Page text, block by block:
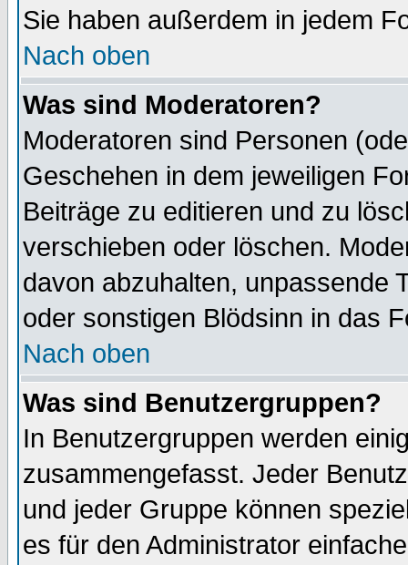
Sie haben außerdem in jedem
Nach oben
Was sind Moderatoren?
Moderatoren sind Personen
Geschehen in dem jeweiligen
Beiträge zu editieren und zu
verschieben oder löschen.
davon abzuhalten, unpassende
oder sonstigen Blödsinn in das
Nach oben
Was sind Benutzergruppen?
In Benutzergruppen werden
zusammengefasst. Jeder
und jeder Gruppe können
es für den Administrator